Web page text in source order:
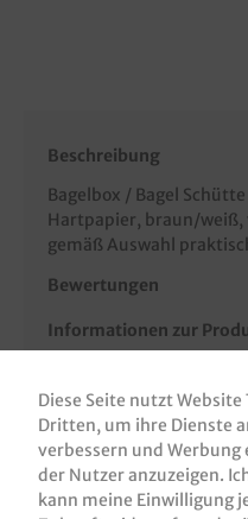
Beschreibung
Bagelbox / Bagel
Hartpapier, braun/weiß,
gemäß Auswahl
Bewertungen
Informationen zur
Diese Seite nutzt
Dritten, um ihre Dienste
verbessern und
der Nutzer anzuzeigen.
kann meine Einwilligung